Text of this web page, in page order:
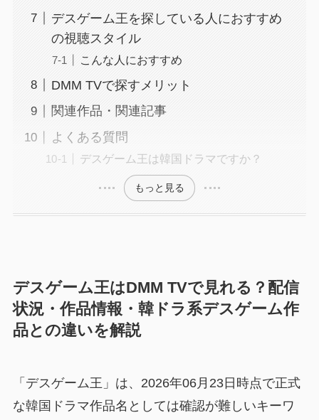
デスゲーム王を探している人におすすめ
の視聴スタイル
こんな人におすすめ
DMM TVで探すメリット
関連作品・関連記事
よくある質問
デスゲーム王は韓国ドラマですか？
もっと見る
デスゲーム王はDMM TVで見れる？配信
状況・作品情報・韓ドラ系デスゲーム作
品との違いを解説
「デスゲーム王」は、2026年06月23日時点で正式
な韓国ドラマ作品名としては確認が難しいキーワ